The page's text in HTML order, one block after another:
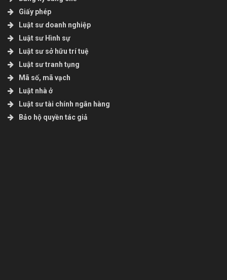
Giấy phép
Luật sư doanh nghiệp
Luật sư Hình sự
Luật sư sở hữu trí tuệ
Luật sư tranh tụng
Mã số, mã vạch
Luật nhà ở
Luật sư tài chính ngân hàng
Bảo hộ quyền tác giả